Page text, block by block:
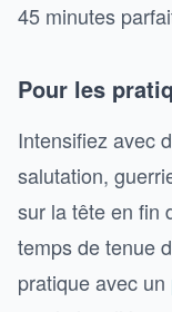
45 minutes
Pour les
Intensifiez avec
salutation,
sur la tête en fin
temps de tenue
pratique avec un